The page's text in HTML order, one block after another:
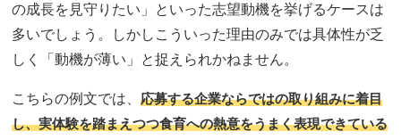
の成長を見守りたい」といった志望動機を挙げるケースは
多いでしょう。しかしこういった理由のみでは具体性が乏
しく「動機が薄い」と捉えられかねません。
こちらの例文では、応募する企業ならではの取り組みに着目
し、実体験を踏まえつつ食育への熱意をうまく表現できている